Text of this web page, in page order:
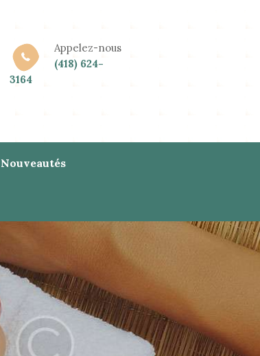
Appelez-nous
(418) 624-
3164
Nouveautés